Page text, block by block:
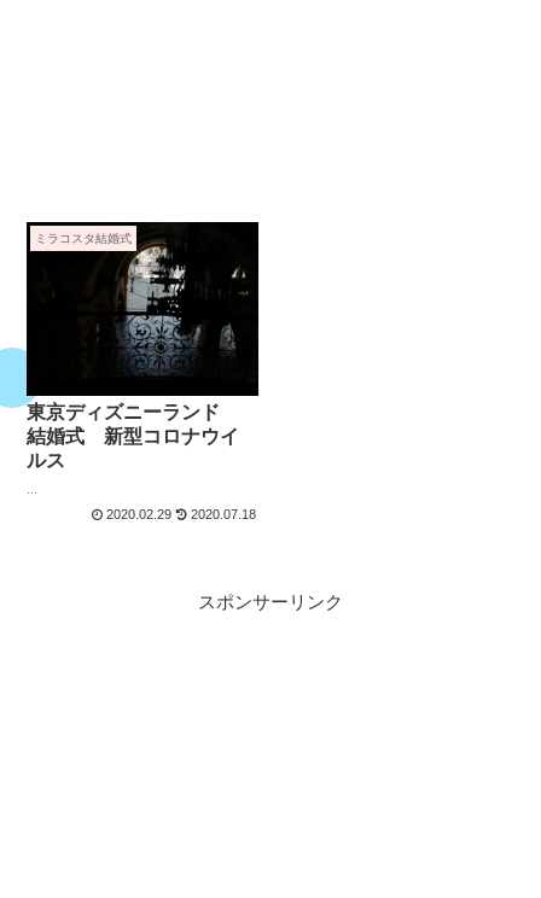
ミラコスタ結婚式
東京ディズニーランド
結婚式 新型コロナウイ
ルス
2020.02.29
2020.07.18
スポンサーリンク